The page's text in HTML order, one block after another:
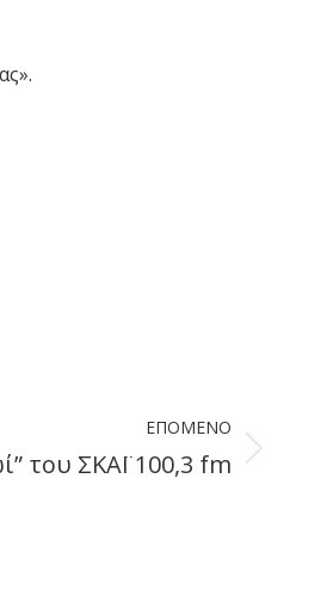
ΕΠΌΜΕΝΟ
του ΣΚΑΪ 100,3 fm